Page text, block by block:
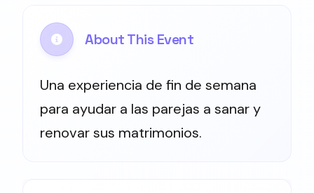
About This Event
Una experiencia de fin de semana
para ayudar a las parejas a sanar y
renovar sus matrimonios.